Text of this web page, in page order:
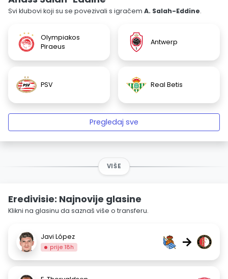
Svi klubovi koji su se povezivali s igračem A. Salah-Eddine.
Olympiakos
Piraeus
Antwerp
PSV Real Betis
Pregledaj sve
VIŠE
Eredivisie: Najnovije glasine
Klikni na glasinu da saznaš više o transferu.
Javi López
prije 18h →